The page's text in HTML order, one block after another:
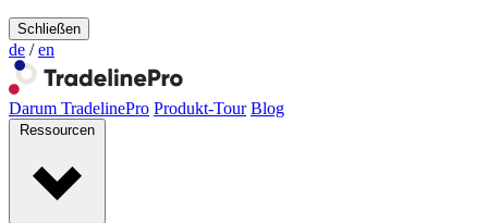
Schließen
de / en
Darum TradelinePro Produkt-Tour Blog
Ressourcen